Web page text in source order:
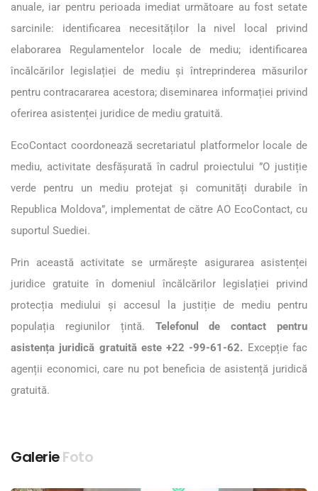
anuale, iar pentru perioada imediat următoare au fost setate
sarcinile: identificarea necesităților la nivel local privind
elaborarea Regulamentelor locale de mediu; identificarea
încălcărilor legislației de mediu și întreprinderea măsurilor
pentru contracararea acestora; diseminarea informației privind
oferirea asistenței juridice de mediu gratuită.
EcoContact coordonează secretariatul platformelor locale de
mediu, activitate desfășurată în cadrul proiectului ”O justiție
verde pentru un mediu protejat și comunități durabile în
Republica Moldova”, implementat de către AO EcoContact, cu
suportul Suediei.
Prin această activitate se urmărește asigurarea asistenței
juridice gratuite în domeniul încălcărilor legislației privind
protecția mediului și accesul la justiție de mediu pentru
populația regiunilor țintă. Telefonul de contact pentru
asistența juridică gratuită este +22 -99-61-62. Excepție fac
agenții economici, care nu pot beneficia de asistență juridică
gratuită.
GalerieFoto